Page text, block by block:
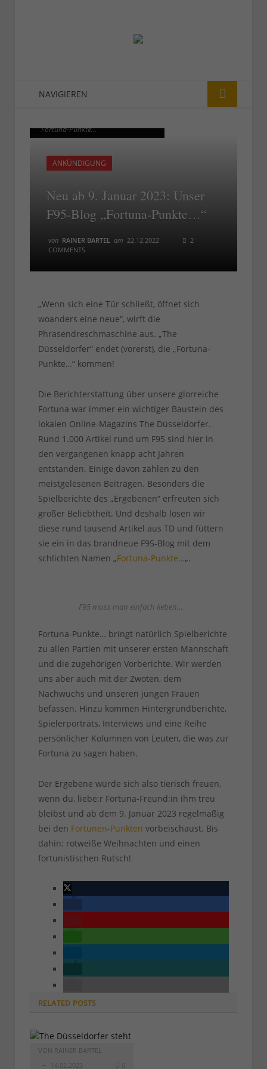
NAVIGIEREN
"Fortuna-Punkte..."
ANKÜNDIGUNG
Neu ab 9. Januar 2023: Unser
F95-Blog „Fortuna-Punkte…“
von RAINER BARTEL am 22.12.2022
2
COMMENTS
"Fortuna-Punkte..."
„Wenn sich eine Tür schließt, öffnet sich
woanders eine neue“, wirft die
Phrasendreschmaschine aus. „The
Düsseldorfer“ endet (vorerst), die „Fortuna-
Punkte…“ kommen!
Die Berichterstattung über unsere glorreiche
Fortuna war immer ein wichtiger Baustein des
lokalen Online-Magazins The Düsseldorfer.
Rund 1.000 Artikel rund um F95 sind hier in
den vergangenen knapp acht Jahren
entstanden. Einige davon zählen zu den
meistgelesenen Beiträgen. Besonders die
Spielberichte des „Ergebenen“ erfreuten sich
großer Beliebtheit. Und deshalb lösen wir
diese rund tausend Artikel aus TD und füttern
sie ein in das brandneue F95-Blog mit dem
schlichten Namen „Fortuna-Punkte…„.
F95 muss man einfach lieben…
Fortuna-Punkte… bringt natürlich Spielberichte
zu allen Partien mit unserer ersten Mannschaft
und die zugehörigen Vorberichte. Wir werden
uns aber auch mit der Zwoten, dem
Nachwuchs und unseren jungen Frauen
befassen. Hinzu kommen Hintergrundberichte,
Spielerporträts, Interviews und eine Reihe
persönlicher Kolumnen von Leuten, die was zur
Fortuna zu sagen haben.
Der Ergebene würde sich also tierisch freuen,
wenn du, liebe:r Fortuna-Freund:in ihm treu
bleibst und ab dem 9. Januar 2023 regelmäßig
bei den Fortunen-Punkten vorbeischaust. Bis
dahin: rotweiße Weihnachten und einen
fortunistischen Rutsch!
RELATED POSTS
VON RAINER BARTEL
14.02.2023
0